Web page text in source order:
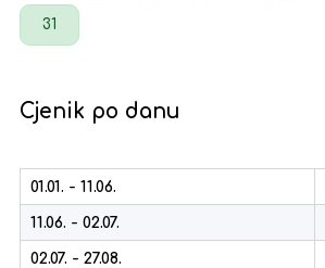
31
Cjenik po danu
01.01. - 11.06.
11.06. - 02.07.
02.07. - 27.08.